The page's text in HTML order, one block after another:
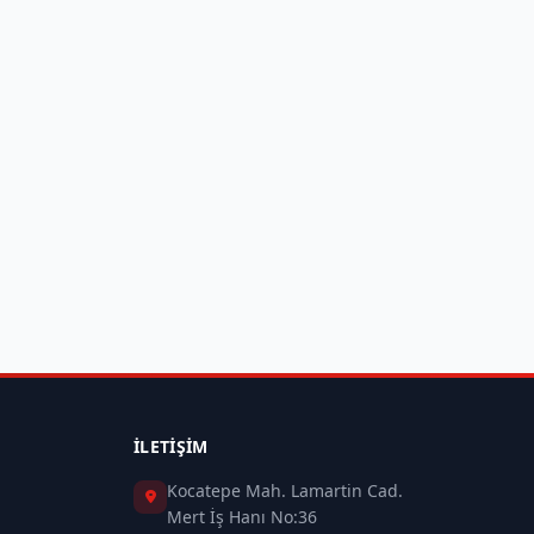
İLETIŞIM
Kocatepe Mah. Lamartin Cad.
Mert İş Hanı No:36